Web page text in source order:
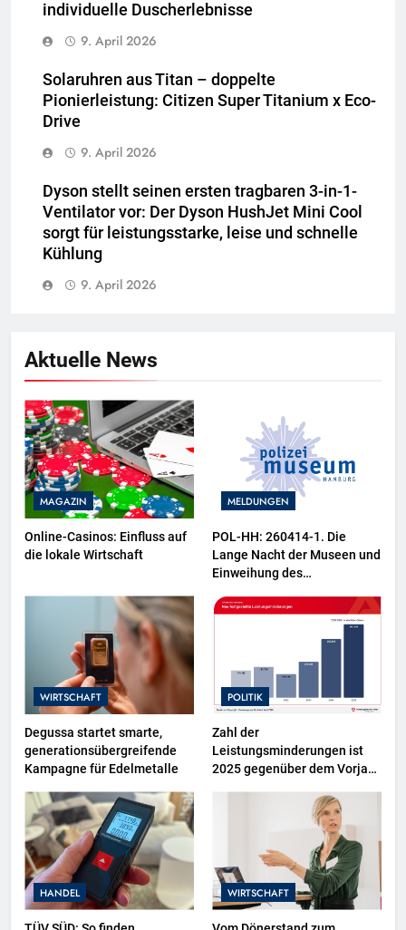
individuelle Duscherlebnisse
9. April 2026
Solaruhren aus Titan – doppelte
Pionierleistung: Citizen Super Titanium x Eco-
Drive
9. April 2026
Dyson stellt seinen ersten tragbaren 3-in-1-
Ventilator vor: Der Dyson HushJet Mini Cool
sorgt für leistungsstarke, leise und schnelle
Kühlung
9. April 2026
Aktuelle News
MAGAZIN
Online-Casinos: Einfluss auf
die lokale Wirtschaft
MELDUNGEN
POL-HH: 260414-1. Die
Lange Nacht der Museen und
Einweihung des
sowie neuer
Ausstellungsbereiche im
Polizeimuseum Hamburg
WIRTSCHAFT
Degussa startet smarte,
generationsübergreifende
Kampagne für Edelmetalle
POLITIK
Zahl der
Leistungsminderungen ist
2025 gegenüber dem Vorjahr
HANDEL WIRTSCHAFT